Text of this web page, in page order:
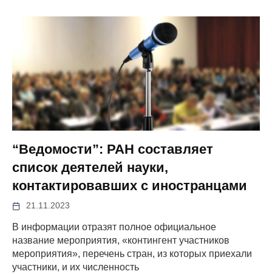
“Ведомости”: РАН составляет
список деятелей науки,
контактировавших с иностранцами
21.11.2023
В информации отразят полное официальное
название мероприятия, «контингент участников
мероприятия», перечень стран, из которых приехали
участники, и их численность